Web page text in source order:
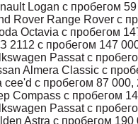
Logan с пробегом
Rover Range Rover с
Octavia с пробегом
2112 с пробегом 147
Passat с
Almera Classic с
cee'd с пробегом 87
Compass с пробегом
Passat с
Astra с пробегом